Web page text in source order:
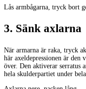
Lås armbågarna, tryck bort
3. Sänk axlarna
När armarna är raka, tryck
här axeldepressionen är den
över. Den aktiverar serratus
hela skulderpartiet under